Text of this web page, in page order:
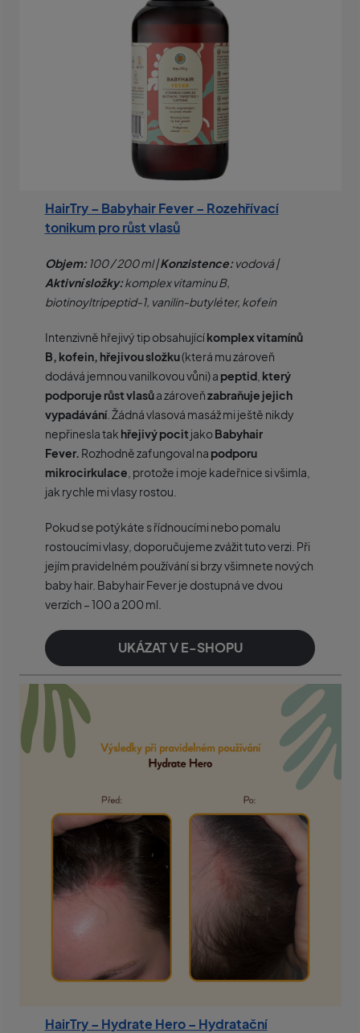
HairTry – Babyhair Fever – Rozehřívací
tonikum pro růst vlasů
Objem:100 / 200 ml |Konzistence:vodová |
Aktivní složky:komplex vitaminu B,
biotinoyltripeptid-1, vanilin-butyléter, kofein
Intenzivně hřejivý tip obsahujícíkomplex vitamínů
B, kofein, hřejivou složku(která mu zároveň
dodává jemnou vanilkovou vůni) a peptid, který
podporuje růst vlasůa zároveňzabraňuje jejich
vypadávání. Žádná vlasová masáž mi ještě nikdy
nepřinesla tak hřejivý pocit jakoBabyhair
Fever. Rozhodně zafungoval na podporu
mikrocirkulace , protože i moje kadeřnice si všimla,
jak rychle mi vlasy rostou.
Pokud se potýkáte s řídnoucími nebo pomalu
rostoucími vlasy, doporučujeme zvážit tuto verzi. Při
jejím pravidelném používání si brzy všimnete nových
baby hair. Babyhair Fever je dostupná ve dvou
verzích – 100 a 200 ml.
UKÁZAT V E-SHOPU
HairTry – Hydrate Hero – Hydratační